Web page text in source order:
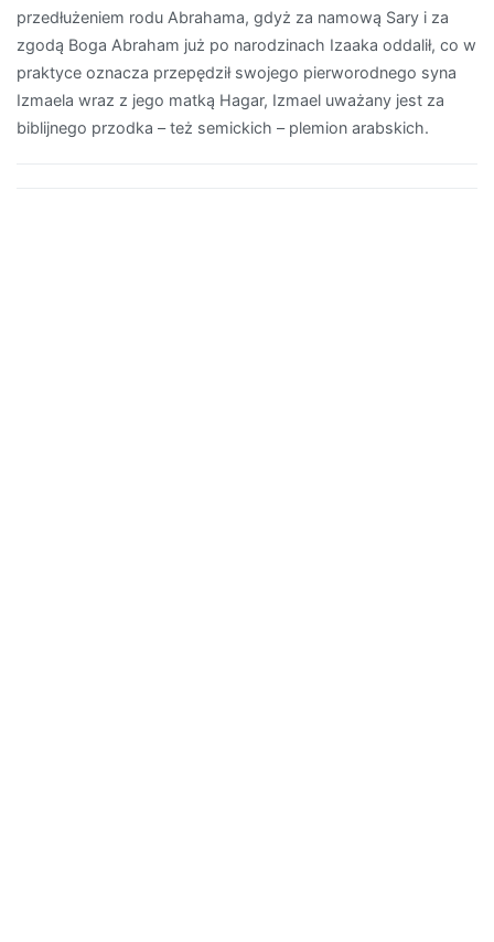
przedłużeniem rodu Abrahama, gdyż za namową Sary i za
zgodą Boga Abraham już po narodzinach Izaaka oddalił, co w
praktyce oznacza przepędził swojego pierworodnego syna
Izmaela wraz z jego matką Hagar, Izmael uważany jest za
biblijnego przodka – też semickich – plemion arabskich.